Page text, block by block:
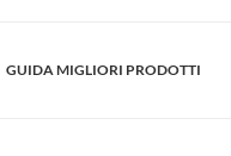
GUIDA MIGLIORI PRODOTTI